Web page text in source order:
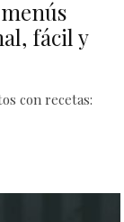
fácil y
con recetas: